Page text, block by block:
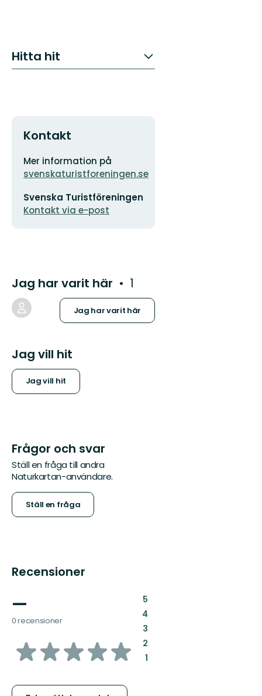
Hitta hit
Kontakt
Adress
Mer information på
svenskaturistforeningen.se
postadress
Svenska Turistföreningen
Kontakt via e-post
logotyp
Jag har varit här 1
Jag har varit här
Jag vill hit
Jag vill hit
Frågor och svar
Ställ en fråga till andra
Naturkartan-användare.
Ställ en fråga
Recensioner
—
0 recensioner
av
5:
4:
3:
2:
1: